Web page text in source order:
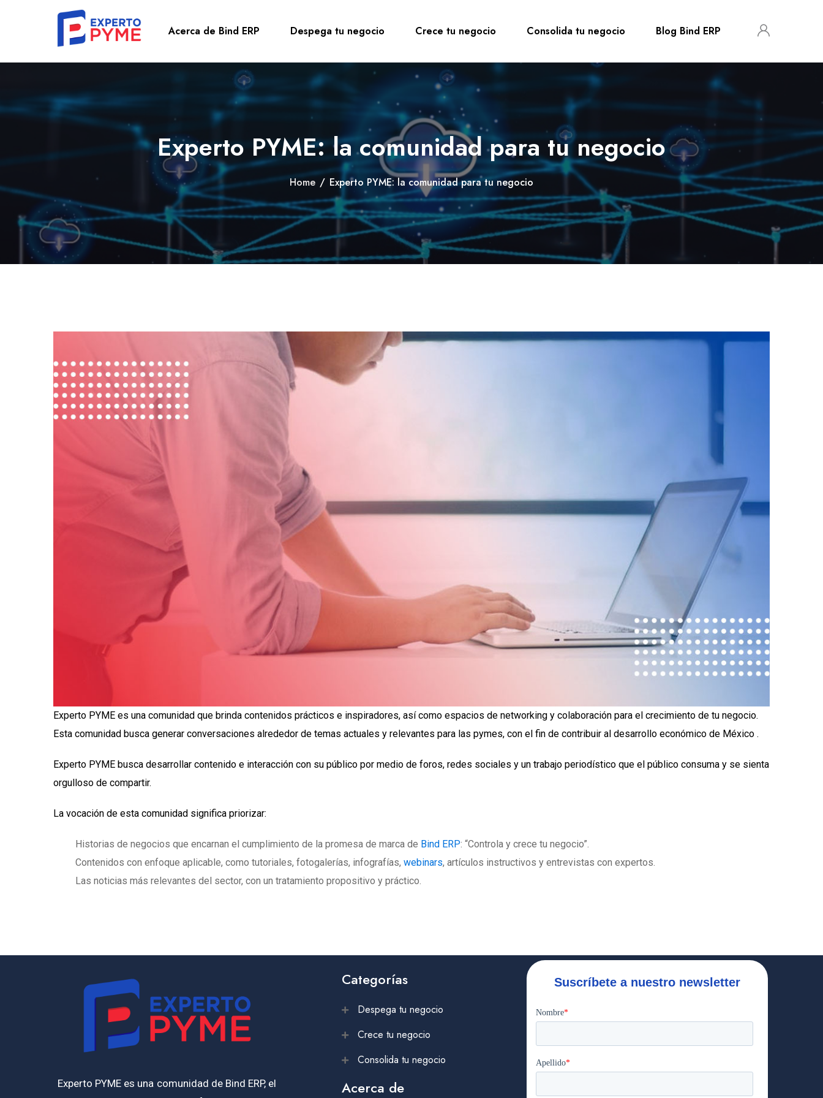
Acerca de Bind ERP Despega tu negocio Crece tu negocio Consolida tu negocio Blog Bind ERP
Experto PYME: la comunidad para tu negocio
Home / Experto PYME: la comunidad para tu negocio
Experto PYME es una comunidad que brinda contenidos prácticos e inspiradores, así como espacios de networking y colaboración para el crecimiento de tu negocio.
Esta comunidad busca generar conversaciones alrededor de temas actuales y relevantes para las pymes, con el fin de contribuir al desarrollo económico de México .
Experto PYME busca desarrollar contenido e interacción con su público por medio de foros, redes sociales y un trabajo periodístico que el público consuma y se sienta
orgulloso de compartir.
La vocación de esta comunidad significa priorizar:
Historias de negocios que encarnan el cumplimiento de la promesa de marca de Bind ERP: “Controla y crece tu negocio”.
Contenidos con enfoque aplicable, como tutoriales, fotogalerías, infografías, webinars, artículos instructivos y entrevistas con expertos.
Las noticias más relevantes del sector, con un tratamiento propositivo y práctico.
Experto PYME es una comunidad de Bind ERP, el
Categorías
Despega tu negocio
Crece tu negocio
Consolida tu negocio
Acerca de
Suscríbete a nuestro newsletter